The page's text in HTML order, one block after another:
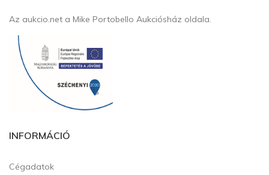
Az aukcio.net a Mike Portobello Aukciósház oldala.
INFORMÁCIÓ
Cégadatok